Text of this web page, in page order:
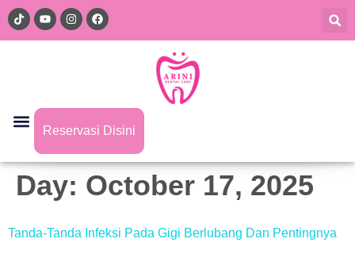
Reservasi Disini
Day: October 17, 2025
Tanda-Tanda Infeksi Pada Gigi Berlubang Dan Pentingnya